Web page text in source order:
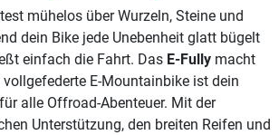
mühelos über Wurzeln, Steine und
dein Bike jede Unebenheit glatt bügelt
einfach die Fahrt. Das E-Fully macht
E-Mountainbike ist dein
alle Offroad-Abenteuer. Mit der
Unterstützung, den breiten Reifen und